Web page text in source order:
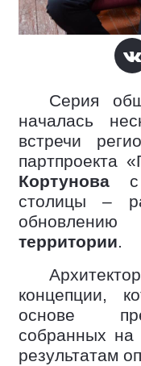
Серия
началась
встречи
партпроекта
Кортунова
столицы –
территории.
концепции,
основе
собранных на
результатам